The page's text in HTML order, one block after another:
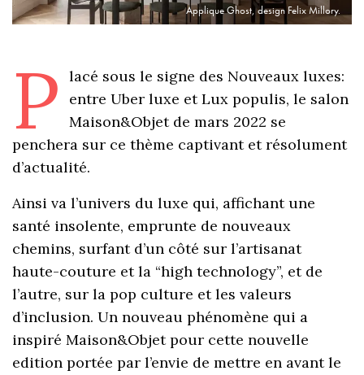
Applique Ghost, design Felix Millory.
P
lacé sous le signe des Nouveaux luxes:
entre Uber luxe et Lux populis, le salon
Maison&Objet de mars 2022 se
penchera sur ce thème captivant et résolument
d’actualité.
Ainsi va l’univers du luxe qui, affichant une
santé insolente, emprunte de nouveaux
chemins, surfant d’un côté sur l’artisanat
haute-couture et la “high technology”, et de
l’autre, sur la pop culture et les valeurs
d’inclusion. Un nouveau phénomène qui a
inspiré Maison&Objet pour cette nouvelle
edition portée par l’envie de mettre en avant le